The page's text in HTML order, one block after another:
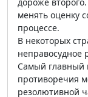
менять оценку
процессе.
В некоторых
неправосудное
Самый главный
противоречия
резолютивной